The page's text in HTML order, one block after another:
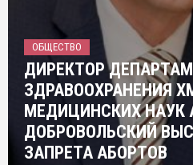
ОБЩЕСТВО
ДИРЕКТОР
ЗДРАВООХРАНЕНИЯ
МЕДИЦИНСКИХ НАУК
ДОБРОВОЛЬСКИЙ
ЗАПРЕТА АБОРТОВ